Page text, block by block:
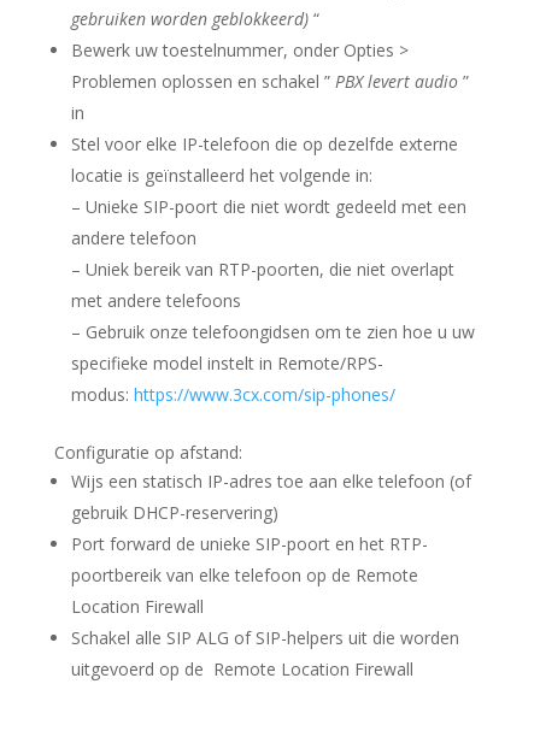
gebruiken worden geblokkeerd)“
Bewerk uw toestelnummer, onder Opties >
Problemen oplossen en schakel ” PBX levert audio”
in
Stel voor elke IP-telefoon die op dezelfde externe
locatie is geïnstalleerd het volgende in:
– Unieke SIP-poort die niet wordt gedeeld met een
andere telefoon
– Uniek bereik van RTP-poorten, die niet overlapt
met andere telefoons
– Gebruik onze telefoongidsen om te zien hoe u uw
specifieke model instelt in Remote/RPS-
modus: https://www.3cx.com/sip-phones/
Configuratie op afstand:
Wijs een statisch IP-adres toe aan elke telefoon (of
gebruik DHCP-reservering)
Port forward de unieke SIP-poort en het RTP-
poortbereik van elke telefoon op de Remote
Location Firewall
Schakel alle SIP ALG of SIP-helpers uit die worden
uitgevoerd op de Remote Location Firewall